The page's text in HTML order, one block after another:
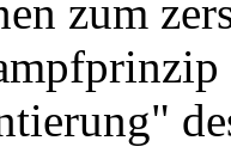
zum